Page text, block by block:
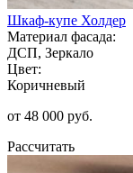
Шкаф-купе Холдер
Материал фасада:
ДСП, Зеркало
Цвет:
Коричневый
от 48 000 руб.
Рассчитать